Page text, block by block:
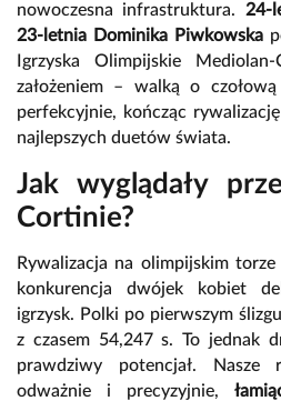
nowoczesna infrastruktura. 24-
23-letnia Dominika Piwkowska
Igrzyska Olimpijskie
założeniem – walką o
perfekcyjnie, kończąc
najlepszych duetów świata.
Jak wyglądały
Cortinie?
Rywalizacja na olimpijskim
konkurencja dwójek kobiet
igrzysk. Polki po pierwszym
z czasem 54,247 s. To jednak
prawdziwy potencjał. Nasze
odważnie i precyzyjnie,